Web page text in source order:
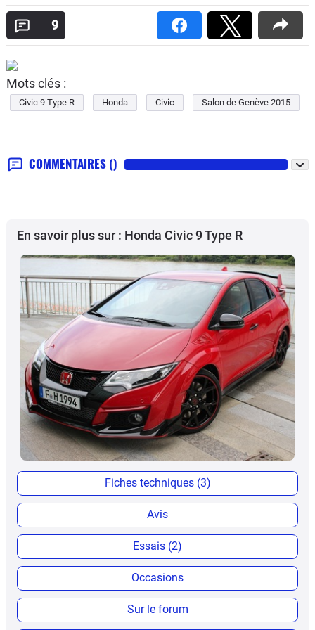
9
Mots clés :
Civic 9 Type R Honda Civic Salon de Genève 2015
COMMENTAIRES ()
En savoir plus sur : Honda Civic 9 Type R
Fiches techniques (3)
Avis
Essais (2)
Occasions
Sur le forum